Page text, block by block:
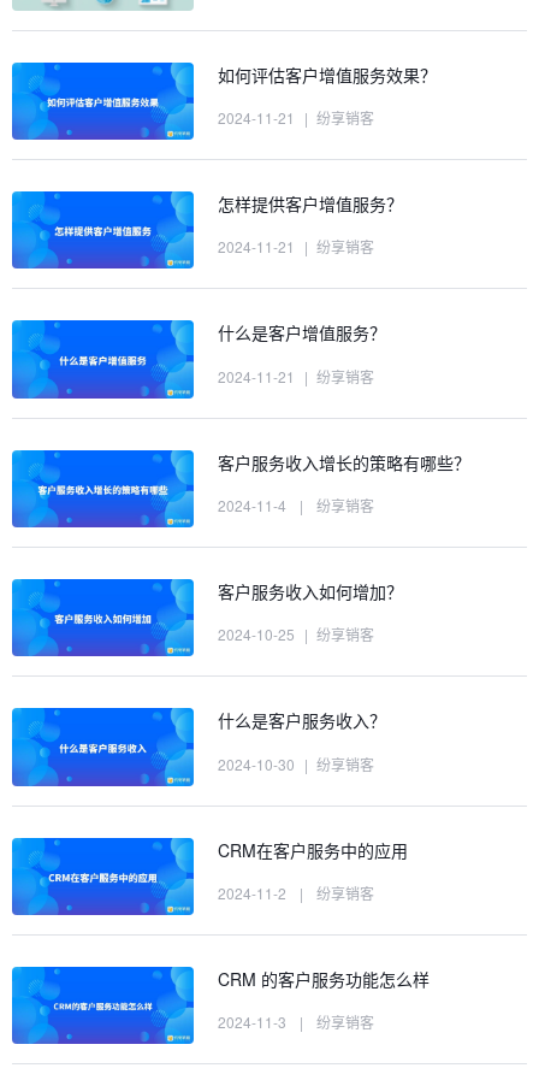
如何评估客户增值服务效果？
2024-11-21 | 纷享销客
怎样提供客户增值服务？
2024-11-21 | 纷享销客
什么是客户增值服务？
2024-11-21 | 纷享销客
客户服务收入增长的策略有哪些？
2024-11-4 | 纷享销客
客户服务收入如何增加？
2024-10-25 | 纷享销客
什么是客户服务收入？
2024-10-30 | 纷享销客
CRM在客户服务中的应用
2024-11-2 | 纷享销客
CRM 的客户服务功能怎么样
2024-11-3 | 纷享销客